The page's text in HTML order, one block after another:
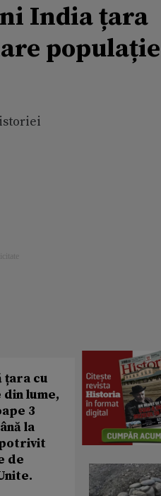
India țara
populație
țara cu
lume,
3
la
potrivit
de